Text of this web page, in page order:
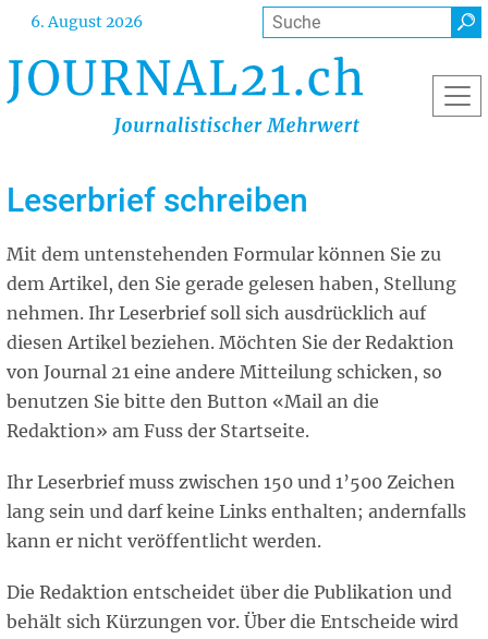
Direkt
Inhalt
6. August 2026 Suche
Leserbrief schreiben
Mit dem untenstehenden Formular können Sie zu
dem Artikel, den Sie gerade gelesen haben, Stellung
nehmen. Ihr Leserbrief soll sich ausdrücklich auf
diesen Artikel beziehen. Möchten Sie der Redaktion
von Journal 21 eine andere Mitteilung schicken, so
benutzen Sie bitte den Button «Mail an die
Redaktion» am Fuss der Startseite.
Ihr Leserbrief muss zwischen 150 und 1’500 Zeichen
lang sein und darf keine Links enthalten; andernfalls
kann er nicht veröffentlicht werden.
Die Redaktion entscheidet über die Publikation und
behält sich Kürzungen vor. Über die Entscheide wird